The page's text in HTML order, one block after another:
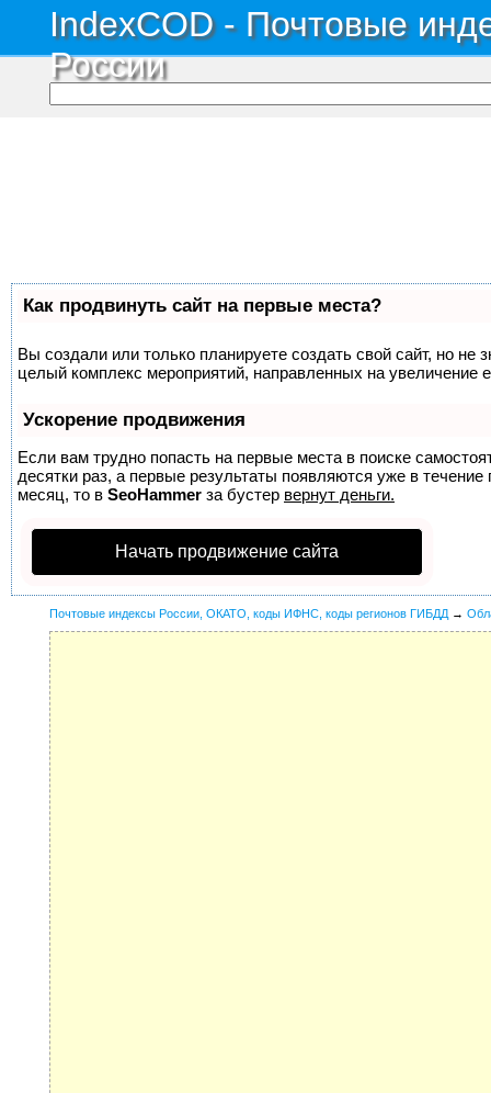
IndexCOD - Почтовые
России
Как продвинуть сайт на первые места?
Вы создали или только планируете создать свой сайт, но не
целый комплекс мероприятий, направленных на увеличение
Ускорение продвижения
Если вам трудно попасть на первые места в поиске
десятки раз, а первые результаты появляются уже в
месяц, то в SeoHammer за бустер вернут деньги.
Начать продвижение сайта
Почтовые индексы России, ОКАТО, коды ИФНС, коды регионов ГИБДД →